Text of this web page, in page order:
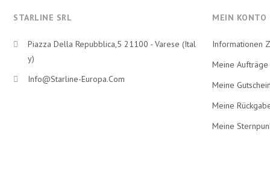
STARLINE SRL
Piazza Della Repubblica,5 21100 - Varese (Ital
Y)
Info@starline-Europa.com
MEIN KONTO
Informationen
Meine Aufträge
Meine
Meine
Meine